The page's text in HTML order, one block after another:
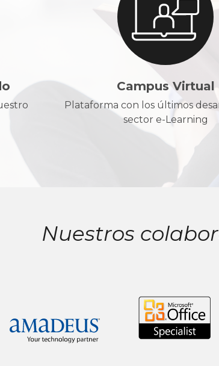
Campus Virtual
Plataforma con los últimos
sector e-Learning
Nuestros